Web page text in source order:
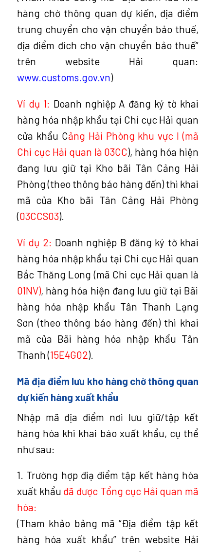
hàng chờ thông quan dự kiến, địa điểm
trung chuyển cho vận chuyển bảo thuế,
địa điểm đích cho vận chuyển bảo thuế”
trên website Hải quan:
www.customs.gov.vn)
Ví dụ 1: Doanh nghiệp A đăng ký tờ khai
hàng hóa nhập khẩu tại Chi cục Hải quan
cửa khẩu Cảng Hải Phòng khu vực I (mã
Chi cục Hải quan là 03CC), hàng hóa hiện
đang lưu giữ tại Kho bãi Tân Cảng Hải
Phòng (theo thông báo hàng đến) thì khai
mã của Kho bãi Tân Cảng Hải Phòng
(03CCS03).
Ví dụ 2: Doanh nghiệp B đăng ký tờ khai
hàng hóa nhập khẩu tại Chi cục Hải quan
Bắc Thăng Long (mã Chi cục Hải quan là
01NV), hàng hóa hiện đang lưu giữ tại Bãi
hàng hóa nhập khẩu Tân Thanh Lạng
Sơn (theo thông báo hàng đến) thì khai
mã của Bãi hàng hóa nhập khẩu Tân
Thanh (15E4G02).
Mã địa điểm lưu kho hàng chờ thông quan
dự kiến hàng xuất khẩu
Nhập mã địa điểm nơi lưu giữ/tập kết
hàng hóa khi khai báo xuất khẩu, cụ thể
như sau:
1. Trường hợp điạ điểm tập kết hàng hóa
xuất khẩu đã được Tổng cục Hải quan mã
hóa:
(Tham khảo bảng mã “Địa điểm tập kết
hàng hóa xuất khẩu” trên website Hải